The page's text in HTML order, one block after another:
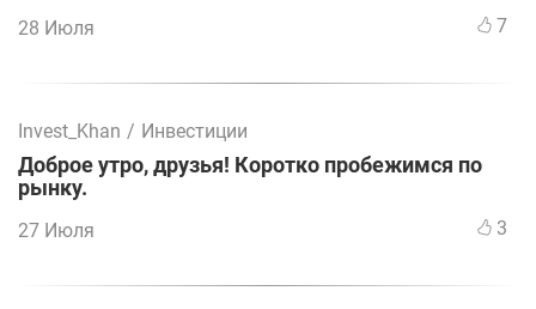
28 Июля 7
Invest_Khan / Инвестиции
Доброе утро, друзья! Коротко пробежимся по
рынку.
27 Июля 3